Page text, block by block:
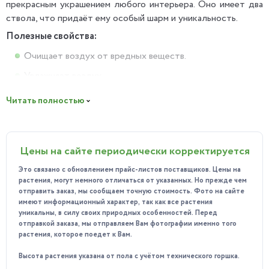
прекрасным украшением любого интерьера. Оно имеет два
ствола, что придаёт ему особый шарм и уникальность.
Полезные свойства:
Очищает воздух от вредных веществ.
Любит яркий рассеянный свет.
Требует регулярного полива и опрыскивания.
Не переносит сквозняков и резких перепадов
температуры.
Почему стоит приобрести у нас?
Мы предлагаем здоровые и крепкие растения по доступным
ценам.
Наши специалисты помогут вам подобрать оптимальный
Читать полностью
Цены на сайте периодически корректируется
Это связано с обновлением прайс-листов поставщиков. Цены на
растения, могут немного отличаться от указанных. Но прежде чем
отправить заказ, мы сообщаем точную стоимость. Фото на сайте
имеют информационный характер, так как все растения
уникальны, в силу своих природных особенностей. Перед
отправкой заказа, мы отправляем Вам фотографии именно того
растения, которое поедет к Вам.
Высота растения указана от пола с учётом технического горшка.